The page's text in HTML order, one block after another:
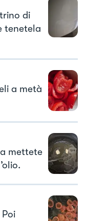
di
tenetela
a metà
mettete